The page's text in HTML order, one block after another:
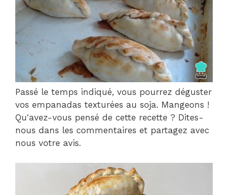
Passé le temps indiqué, vous pourrez déguster
vos empanadas texturées au soja. Mangeons !
Qu'avez-vous pensé de cette recette ? Dites-
nous dans les commentaires et partagez avec
nous votre avis.